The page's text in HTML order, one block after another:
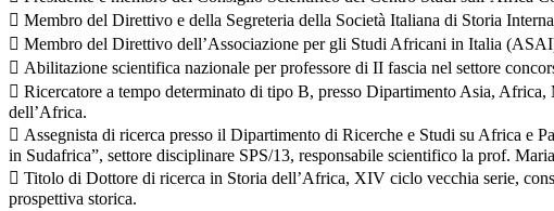
 Membro del Direttivo e della Segreteria della Società Italiana di Storia
 Membro del Direttivo dell’Associazione per gli Studi Africani in Italia
 Abilitazione scientifica nazionale per professore di II fascia nel settore
 Ricercatore a tempo determinato di tipo B, presso Dipartimento Asia,
dell’Africa.
 Assegnista di ricerca presso il Dipartimento di Ricerche e Studi su Africa e
in Sudafrica”, settore disciplinare SPS/13, responsabile scientifico la prof.
 Titolo di Dottore di ricerca in Storia dell’Africa, XIV ciclo vecchia serie,
prospettiva storica.